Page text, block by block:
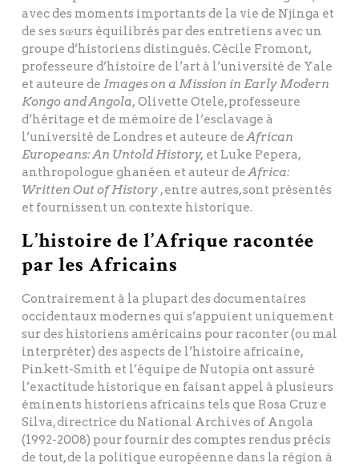
avec des moments importants de la vie de Njinga et
de ses sœurs équilibrés par des entretiens avec un
groupe d’historiens distingués. Cécile Fromont,
professeure d’histoire de l’art à l’université de Yale
et auteure de Images on a Mission in Early Modern
Kongo and Angola, Olivette Otele, professeure
d’héritage et de mémoire de l’esclavage à
l’université de Londres et auteure deAfrican
Europeans: An Untold History, et Luke Pepera,
anthropologue ghanéen et auteur deAfrica:
Written Out of History , entre autres, sont présentés
et fournissent un contexte historique.
L’histoire de l’Afrique racontée
par les Africains
Contrairement à la plupart des documentaires
occidentaux modernes qui s’appuient uniquement
sur des historiens américains pour raconter (ou mal
interpréter) des aspects de l’histoire africaine,
Pinkett-Smith et l’équipe de Nutopia ont assuré
l’exactitude historique en faisant appel à plusieurs
éminents historiens africains tels que Rosa Cruz e
Silva, directrice du National Archives of Angola
(1992-2008) pour fournir des comptes rendus précis
de tout, de la politique européenne dans la région à